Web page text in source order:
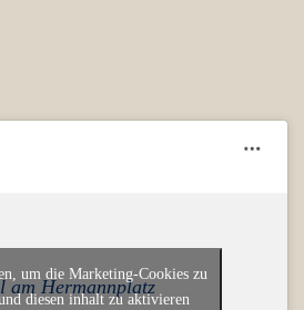
am Hermannplatz
um die Marketing-Cookies zu
diesen inhalt zu aktivieren